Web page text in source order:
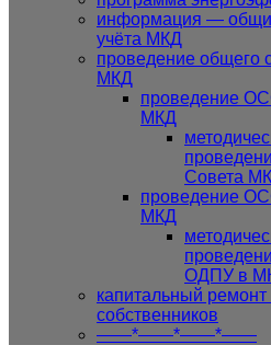
информация —
учёта МКД
проведение общего
МКД
проведение
МКД
Совета
проведение
МКД
ОДПУ в
капитальный
собственников
——*——*——*——